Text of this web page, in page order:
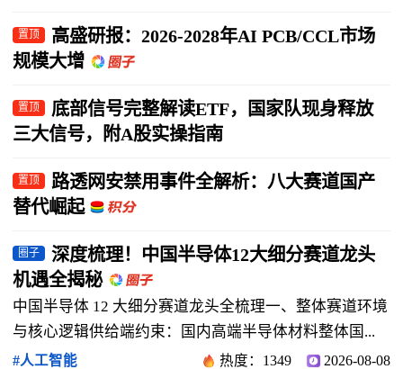
置顶
高盛研报：2026-2028年AI PCB/CCL市场
规模大增
置顶
底部信号完整解读ETF，国家队现身释放
三大信号，附A股实操指南
置顶
路透网安禁用事件全解析：八大赛道国产
替代崛起
圈子
深度梳理！中国半导体12大细分赛道龙头
机遇全揭秘
中国半导体 12 大细分赛道龙头全梳理一、整体赛道环境
与核心逻辑供给端约束：国内高端半导体材料整体国...
#人工智能 热度：1349 2026-08-08